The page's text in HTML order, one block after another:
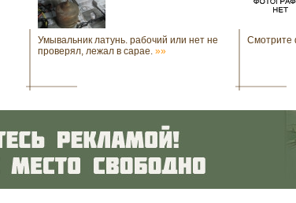
Умывальник латунь. рабочий или нет не
проверял, лежал в сарае. »»
Смотрите